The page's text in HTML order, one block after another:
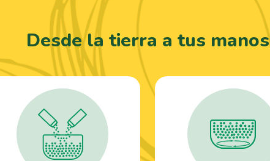
Desde la tierra a tus manos